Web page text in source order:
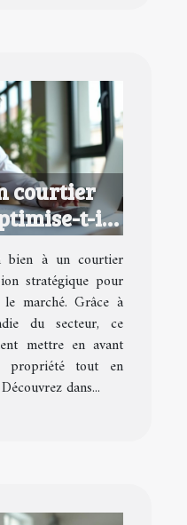
courtier
t-il
votre
bien à un courtier
stratégique pour
marché. Grâce à
du secteur, ce
mettre en avant
propriété tout en
dans...